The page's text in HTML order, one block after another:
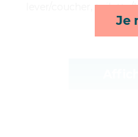
Je
lever/coucher,